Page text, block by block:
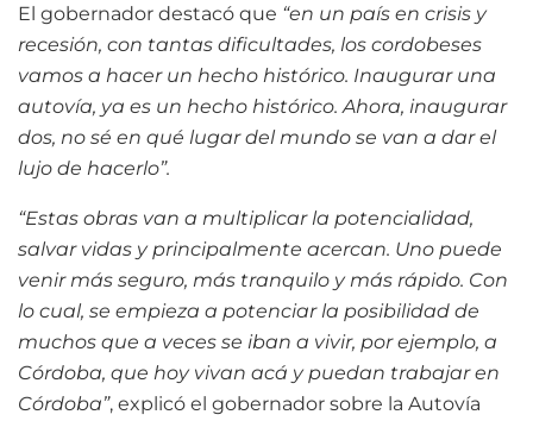
El gobernador destacó que “en un país en crisis y
recesión, con tantas dificultades, los cordobeses
vamos a hacer un hecho histórico. Inaugurar una
autovía, ya es un hecho histórico. Ahora, inaugurar
dos, no sé en qué lugar del mundo se van a dar el
lujo de hacerlo”.
“Estas obras van a multiplicar la potencialidad,
salvar vidas y principalmente acercan. Uno puede
venir más seguro, más tranquilo y más rápido. Con
lo cual, se empieza a potenciar la posibilidad de
muchos que a veces se iban a vivir, por ejemplo, a
Córdoba, que hoy vivan acá y puedan trabajar en
Córdoba”, explicó el gobernador sobre la Autovía